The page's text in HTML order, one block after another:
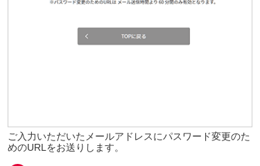
ご入力いただいたメールアドレスにパスワード変更のた
めのURLをお送りします。